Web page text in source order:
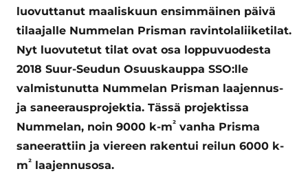
luovuttanut maaliskuun ensimmäinen päivä
tilaajalle Nummelan Prisman ravintolaliiketilat.
Nyt luovutetut tilat ovat osa loppuvuodesta
2018 Suur-Seudun Osuuskauppa SSO:lle
valmistunutta Nummelan Prisman laajennus-
ja saneerausprojektia. Tässä projektissa
Nummelan, noin 9000 k-m² vanha Prisma
saneerattiin ja viereen rakentui reilun 6000 k-
m² laajennusosa.